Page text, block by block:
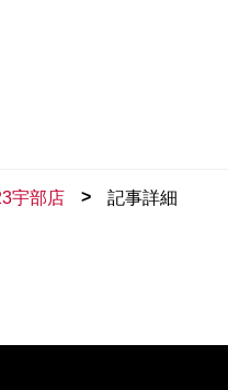
宇部店 > 記事詳細